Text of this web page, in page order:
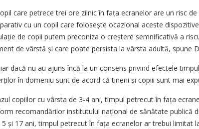
care petrece trei ore zilnic în fața ecranelor are un risc
cu un copil care folosește ocazional aceste
de copii putem preconiza o creștere semnificativă a
de vârstă și care poate persista la vârsta adultă, spune
dacă nu au ajuns încă la un consens privind efectele
în domeniu sunt de acord că tinerii și copiii sunt mai
copiilor cu vârsta de 3-4 ani, timpul petrecut în fața
recomandărilor institutului național de sănătate publică
5 și 17 ani, timpul petrecut în fața ecranelor ar trebui limitat